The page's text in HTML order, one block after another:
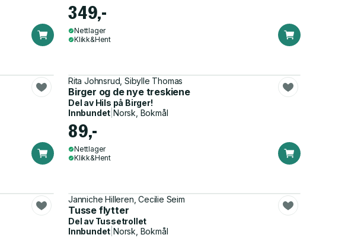
349,-
Nettlager
Klikk&Hent
Rita Johnsrud, Sibylle Thomas
Birger og de nye treskiene
Del av Hils på Birger!
Innbundet |Norsk, Bokmål
89,-
Nettlager
Klikk&Hent
Janniche Hilleren, Cecilie Seim
Tusse flytter
Del av Tussetrollet
Innbundet |Norsk, Bokmål